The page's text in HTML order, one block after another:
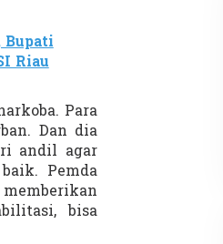
Riau
Para
Dan dia
andil agar
Pemda
bisa
Harapan Daerah Istimewa Riau
Opini, SOROTAN